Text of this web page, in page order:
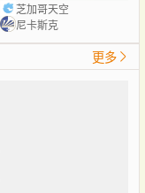
芝加哥天空
尼卡斯克
更多